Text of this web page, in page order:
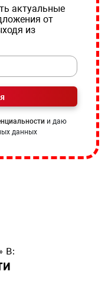
актуальные
от
из
и даю
данных
В: